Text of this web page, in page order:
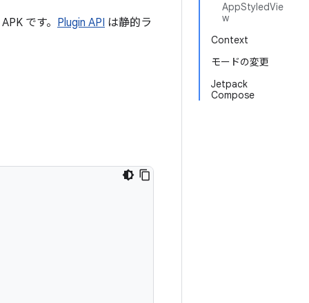
AppStyledVie
w
Context
モードの変更
Jetpack
Compose
です。 Plugin API は静的ラ